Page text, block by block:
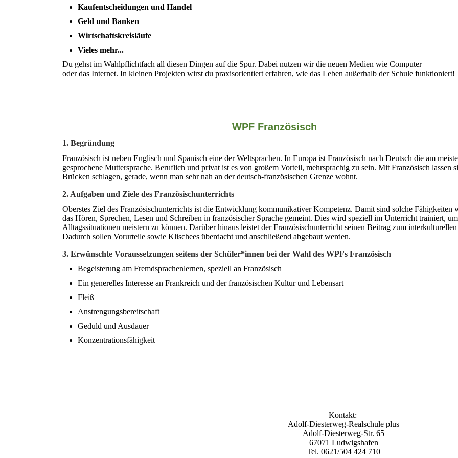
Kaufentscheidungen und Handel
Geld und Banken
Wirtschaftskreisläufe
Vieles mehr...
Du gehst im Wahlpflichtfach all diesen Dingen auf die Spur. Dabei nutzen wir die neuen Medien wie Computer
oder das Internet. In kleinen Projekten wirst du praxisorientiert erfahren, wie das Leben außerhalb der Schule funktioniert!
WPF Französisch
1. Begründung
Französisch ist neben Englisch und Spanisch eine der Weltsprachen. In Europa ist Französisch nach Deutsch die am
gesprochene Muttersprache. Beruflich und privat ist es von großem Vorteil, mehrsprachig zu sein. Mit Französisch lassen
Brücken schlagen, gerade, wenn man sehr nah an der deutsch-französischen Grenze wohnt.
2. Aufgaben und Ziele des Französischunterrichts
Oberstes Ziel des Französischunterrichts ist die Entwicklung kommunikativer Kompetenz. Damit sind solche Fähigkeiten
das Hören, Sprechen, Lesen und Schreiben in französischer Sprache gemeint. Dies wird speziell im Unterricht trainiert, um
Alltagssituationen meistern zu können. Darüber hinaus leistet der Französischunterricht seinen Beitrag zum
Dadurch sollen Vorurteile sowie Klischees überdacht und anschließend abgebaut werden.
3. Erwünschte Voraussetzungen seitens der Schüler*innen bei der Wahl des WPFs Französisch
Begeisterung am Fremdsprachenlernen, speziell an Französisch
Ein generelles Interesse an Frankreich und der französischen Kultur und Lebensart
Fleiß
Anstrengungsbereitschaft
Geduld und Ausdauer
Konzentrationsfähigkeit
Kontakt:
Adolf-Diesterweg-Realschule plus
Adolf-Diesterweg-Str. 65
67071 Ludwigshafen
Tel. 0621/504 424 710